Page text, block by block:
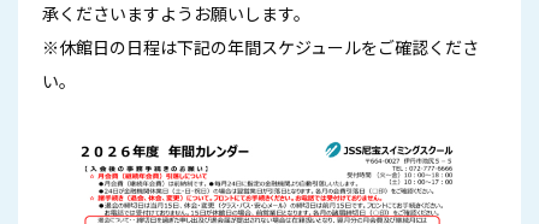
承くださいますようお願いします。
※休館日の日程は下記の年間スケジュールをご確認くださ
い。